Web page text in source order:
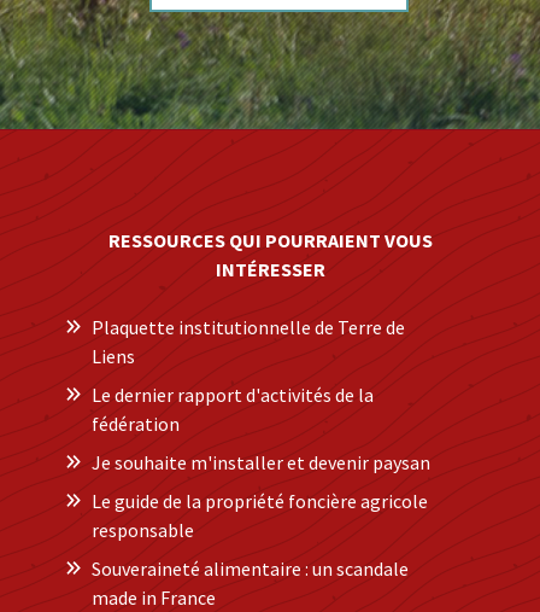
RESSOURCES QUI POURRAIENT VOUS
INTÉRESSER
Plaquette institutionnelle de Terre de
Liens
Le dernier rapport d'activités de la
fédération
Je souhaite m'installer et devenir paysan
Le guide de la propriété foncière agricole
responsable
Souveraineté alimentaire : un scandale
made in France